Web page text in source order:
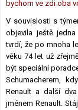
bychom ve zdi oba
V souvislosti s
objevila ještě
tvrdí, že po mnoha
věku 74 let už
být speciální
Schumacherem,
Renault a další
jménem Renault.